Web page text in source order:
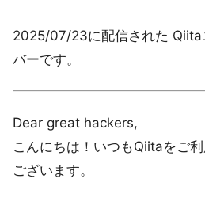
2025/07/23に配信された Qiita
バーです。
Dear great hackers,
こんにちは！いつもQiitaをご
ございます。